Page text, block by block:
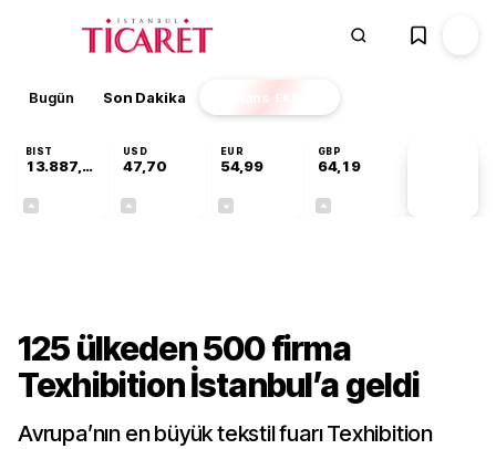
Bugün Son Dakika Finans EKSTRA
BIST
13.887,29
USD
47,70
EUR
54,99
GBP
64,19
125 ülkeden 500 firma
Texhibition İstanbul’a geldi
Avrupa’nın en büyük tekstil fuarı Texhibition